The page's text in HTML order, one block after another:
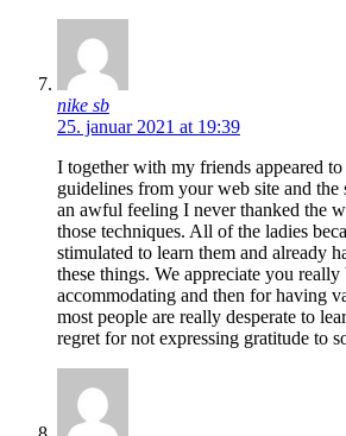
nike sb
25. januar 2021 at 19:39
I together with my friends appeared
guidelines from your web site and the
an awful feeling I never thanked the
those techniques. All of the ladies
stimulated to learn them and already
these things. We appreciate you really
accommodating and then for having
most people are really desperate to
regret for not expressing gratitude to